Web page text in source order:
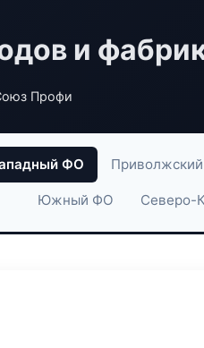
и
Профи
ФО
Южный ФО Северо-